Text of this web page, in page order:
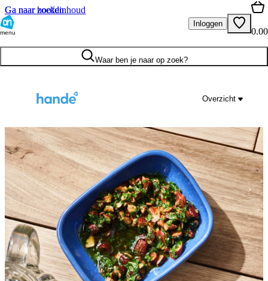
Ga naar hoofdinhoud
Ga naar zoeken
menu
Inloggen
0.00
Waar ben je naar op zoek?
Overzicht